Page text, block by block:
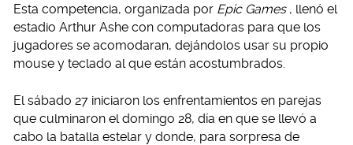
Esta competencia, organizada por Epic Games , llenó el
estadio Arthur Ashe con computadoras para que los
jugadores se acomodaran, dejándolos usar su propio
mouse y teclado al que están acostumbrados.
El sábado 27 iniciaron los enfrentamientos en parejas
que culminaron el domingo 28, día en que se llevó a
cabo la batalla estelar y donde, para sorpresa de